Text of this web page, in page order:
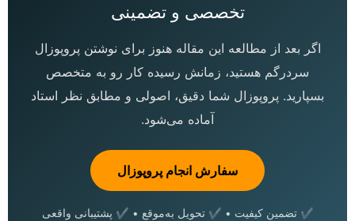
تخصصی و تضمینی
اگر بعد از مطالعه این مقاله هنوز برای نوشتن پروپوزال
سردرگم هستید، زمانش رسیده کار رو به متخصص
بسپارید. پروپوزال شما دقیق، اصولی و مطابق نظر استاد
آماده می‌شود.
سفارش انجام پروپوزال
✔ تضمین کیفیت • ✔ تحویل به‌موقع • ✔ پشتیبانی واقعی